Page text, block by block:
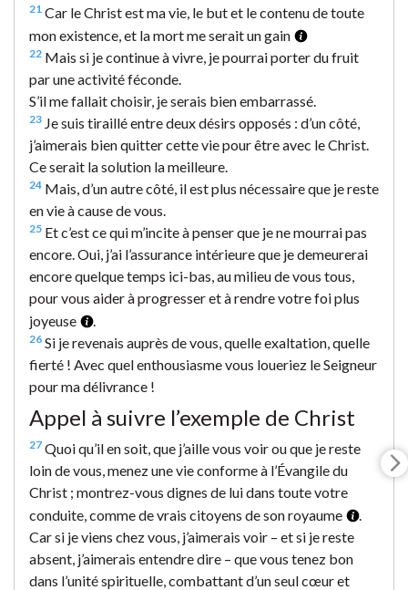
21 Car le Christ est ma vie, le but et le contenu de toute
mon existence, et la mort me serait un gain
22 Mais si je continue à vivre, je pourrai porter du fruit
par une activité féconde.
S’il me fallait choisir, je serais bien embarrassé.
23 Je suis tiraillé entre deux désirs opposés : d’un côté,
j’aimerais bien quitter cette vie pour être avec le Christ.
Ce serait la solution la meilleure.
24 Mais, d’un autre côté, il est plus nécessaire que je reste
en vie à cause de vous.
25 Et c’est ce qui m’incite à penser que je ne mourrai pas
encore. Oui, j’ai l’assurance intérieure que je demeurerai
encore quelque temps ici-bas, au milieu de vous tous,
pour vous aider à progresser et à rendre votre foi plus
joyeuse
.
26 Si je revenais auprès de vous, quelle exaltation, quelle
fierté ! Avec quel enthousiasme vous loueriez le Seigneur
pour ma délivrance !
Appel à suivre l’exemple de Christ
27 Quoi qu’il en soit, que j’aille vous voir ou que je reste
loin de vous, menez une vie conforme à l’Évangile du
Christ ; montrez-vous dignes de lui dans toute votre
conduite, comme de vrais citoyens de son royaume
.
Car si je viens chez vous, j’aimerais voir – et si je reste
absent, j’aimerais entendre dire – que vous tenez bon
dans l’unité spirituelle, combattant d’un seul cœur et